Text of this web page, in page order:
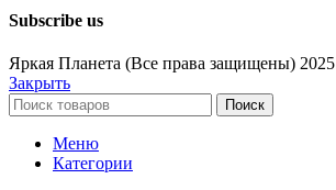
Subscribe us
Яркая Планета (Все права защищены) 2025
Закрыть
Поиск
Меню
Категории